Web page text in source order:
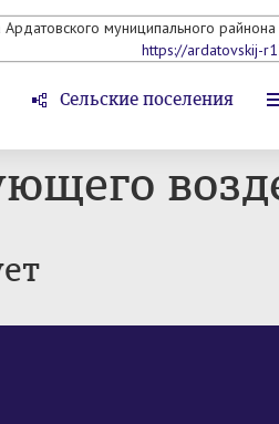
муниципального
https://ardatovskij-
Сельские поселения